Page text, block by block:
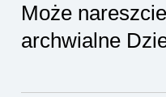
Może
archwialne